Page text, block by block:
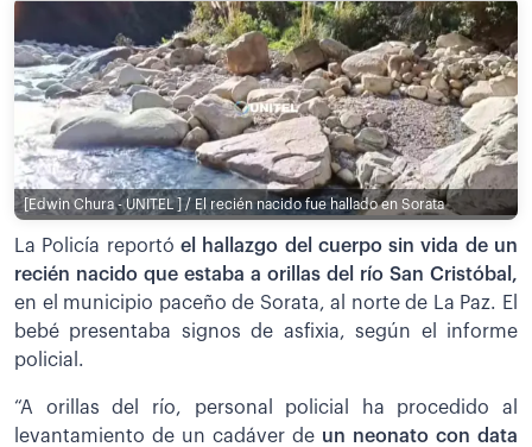
[Edwin Chura - UNITEL ] / El recién nacido fue hallado en Sorata
La Policía reportó el hallazgo del cuerpo sin vida de un
recién nacido que estaba a orillas del río San Cristóbal,
en el municipio paceño de Sorata, al norte de La Paz. El
bebé presentaba signos de asfixia, según el informe
policial.
“A orillas del río, personal policial ha procedido al
levantamiento de un cadáver de un neonato con data